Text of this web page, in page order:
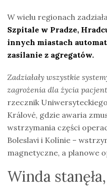
W wielu regionach
Szpitale w Pradze,
innych miastach
zasilanie z agregatów.
Zadziałały wszystkie
zagrożenia dla życia
rzecznik
Králové, gdzie awaria
wstrzymania części
Boleslavi i Kolínie –
magnetyczne, a planowe
Winda